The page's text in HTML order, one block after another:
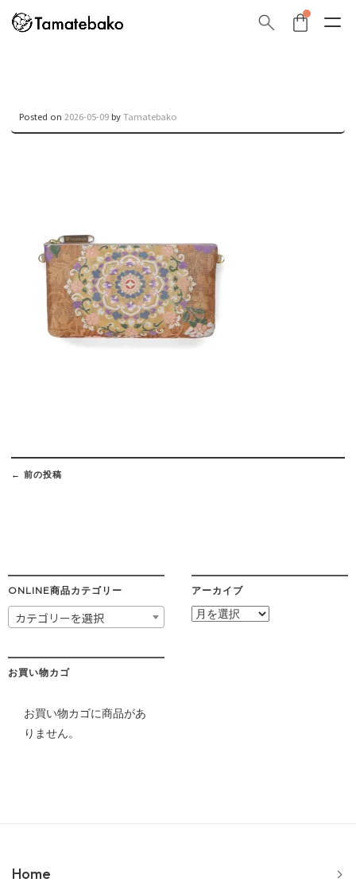
Posted on 2026-05-09 byTamatebako
Post
navigation
← 前の投稿
ONLINE商品カテゴリー
カテゴリーを選択
アーカイブ
ア
お買い物カゴ
お買い物カゴに商品があ
りません。
Home